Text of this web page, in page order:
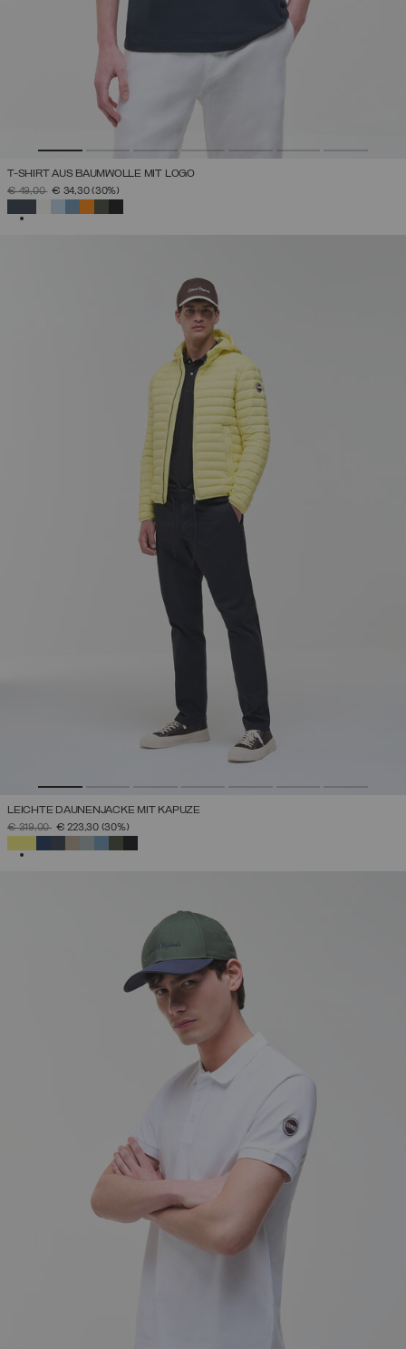
T-SHIRT AUS BAUMWOLLE MIT LOGO
PREIS REDUZIERT VON
€ 49,00AUF
€ 34,30(30%)
LEICHTE DAUNENJACKE MIT KAPUZE
PREIS REDUZIERT VON
€ 319,00AUF
€ 223,30 (30%)